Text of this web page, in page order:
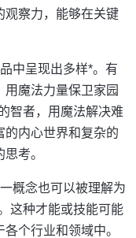
观察力，能够在关键
中呈现出多样*。有
魔法力量保卫家园
智者，用魔法解决难
的内心世界和复杂的
考。
概念也可以被理解为
这种才能或技能可能
个行业和领域中。